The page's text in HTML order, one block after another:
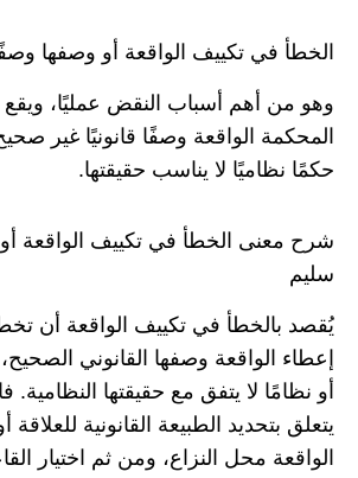
الخطأ في تكييف الواقعة أو وصفها
وهو من أهم أسباب النقض عمليًا،
المحكمة الواقعة وصفًا قانونيًا غير
حكمًا نظاميًا لا يناسب حقيقتها.
شرح معنى الخطأ في تكييف الواقعة
سليم
يُقصد بالخطأ في تكييف الواقعة أن
إعطاء الواقعة وصفها القانوني
أو نظامًا لا يتفق مع حقيقتها النظامية.
يتعلق بتحديد الطبيعة القانونية
الواقعة محل النزاع، ومن ثم اختيار